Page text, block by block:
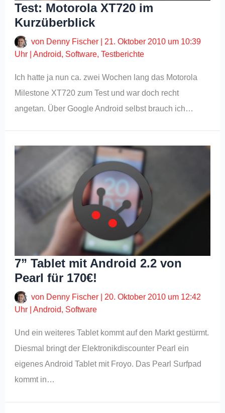
Test: Motorola XT720 im
Kurzüberblick
von Denny Fischer
21. Oktober 2010 um 10:39
Uhr |Android, Software,Testberichte
Ich hatte ja nun ca. zwei Wochen lang das Motorola
Milestone XT720 zum Test und war doch recht
angetan. Über Google Android selbst brauch ich…
7” Tablet mit Android 2.2 von
Pearl für 170€!
von Denny Fischer
20. Oktober 2010 um 12:42
Uhr |Android, Software
Und ein weiteres Tablet kommt auf den Markt gestürmt.
Diesmal bringt der Elektronikdiscounter Pearl ein
eigenes Android Tablet mit Froyo. Das Pearl Surfpad
kommt in…